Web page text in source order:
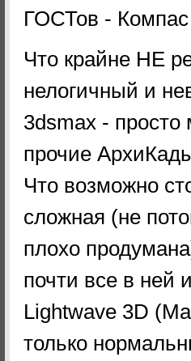
ГОСТов - Компас
Что крайне НЕ
нелогичный и
3dsmax - просто
прочие
Что возможно
сложная (не
плохо
почти все в ней
Lightwave 3D
только